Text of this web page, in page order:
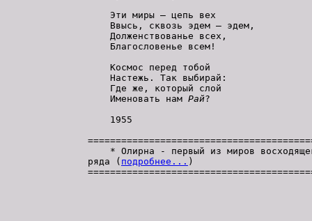
    Эти миры – цепь вех
    Ввысь, сквозь эдем – эдем,
    Долженствованье всех,
    Благословенье всем!
    Космос перед тобой
    Настежь. Так выбирай:
    Где же, который слой
    Именовать нам
Рай?
    1955
* Олирна - первый из миров
ряда ( подробнее... )